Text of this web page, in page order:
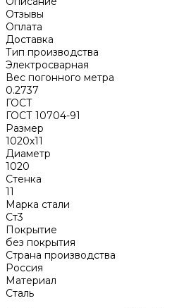
Отзывы
Оплата
Доставка
Тип производства
Электросварная
Вес погонного метра
0.2737
ГОСТ
ГОСТ 10704-91
Размер
1020х11
Диаметр
1020
Стенка
11
Марка стали
Ст3
Покрытие
без покрытия
Страна производства
Россия
Материал
Сталь